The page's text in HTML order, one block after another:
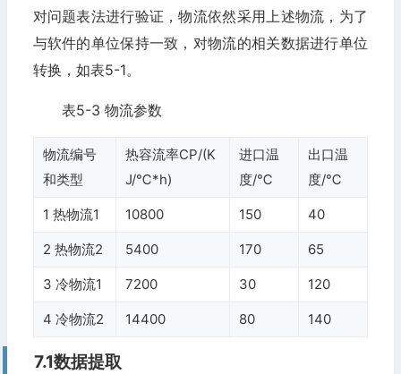
对问题表法进行验证，物流依然采用上述物流，为了
与软件的单位保持一致，对物流的相关数据进行单位
转换，如表5-1。
表5-3 物流参数
物流编号
和类型
热容流率CP/(K
J/℃*h)
进口温
度/℃
出口温
度/℃
1 热物流1 10800 150 40
2 热物流2 5400 170 65
3 冷物流1 7200 30 120
4 冷物流2 14400 80 140
7.1数据提取